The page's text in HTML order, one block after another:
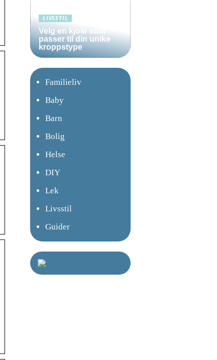
LIVSSTIL
Velg en kjole som
passer til din unike
kroppstype
Familieliv
Baby
Barn
Bolig
Helse
DIY
Lek
Livsstil
Guider